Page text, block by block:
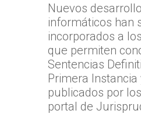
Nuevos
informáticos han
incorporados a
que permiten
Sentencias
Primera
publicados por
portal de